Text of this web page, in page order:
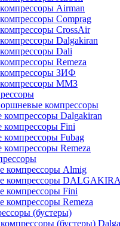
Airman
Comprag
CrossAir
Dalgakiran
Dali
Remeza
ЗИФ
ММЗ
компрессоры
Dalgakiran
Fini
Fubag
Remeza
компрессоры Almig
компрессоры
компрессоры Fini
компрессоры Remeza
(бустеры)
(бустеры)